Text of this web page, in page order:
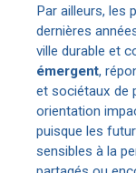
Par ailleurs, les
dernières
ville durable et
émergent,
et sociétaux de
orientation
puisque les
sensibles à la